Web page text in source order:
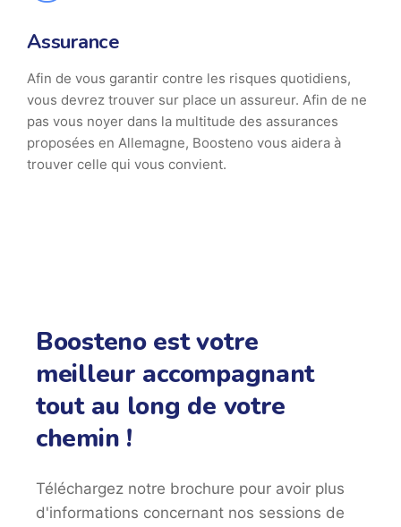
Assurance
Afin de vous garantir contre les risques quotidiens,
vous devrez trouver sur place un assureur. Afin de ne
pas vous noyer dans la multitude des assurances
proposées en Allemagne, Boosteno vous aidera à
trouver celle qui vous convient.
Boosteno est votre
meilleur accompagnant
tout au long de votre
chemin !
Téléchargez notre brochure pour avoir plus
d'informations concernant nos sessions de